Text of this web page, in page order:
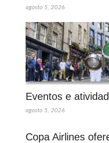
agosto 5, 2026
Eventos e
agosto 5, 2026
Copa Airlines